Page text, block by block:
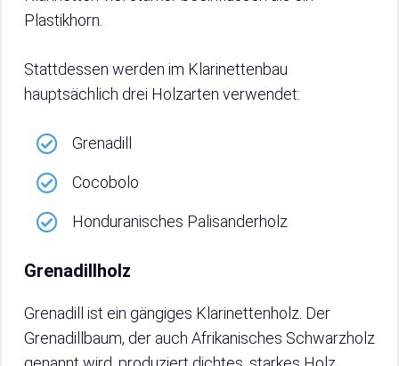
Plastikhorn.
Stattdessen werden im Klarinettenbau
hauptsächlich drei Holzarten verwendet:
Grenadill
Cocobolo
Honduranisches Palisanderholz
Grenadillholz
Grenadill ist ein gängiges Klarinettenholz. Der
Grenadillbaum, der auch Afrikanisches Schwarzholz